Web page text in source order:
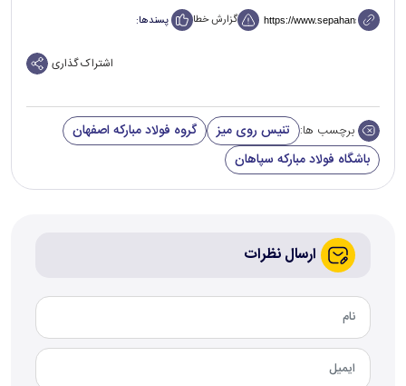
گزارش خطا پسندها:
اشتراک گذاری
برچسب ها: تنیس روی میز
گروه فولاد مبارکه اصفهان
باشگاه فولاد مبارکه سپاهان
ارسال نظرات